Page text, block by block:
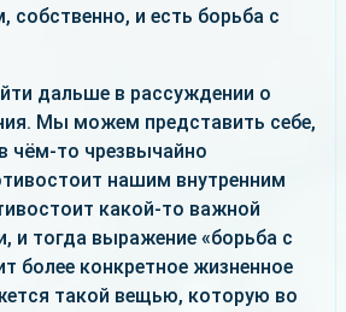
собственно, и есть борьба с
дальше в рассуждении о
Мы можем представить себе,
чём-то чрезвычайно
нашим внутренним
какой-то важной
и тогда выражение «борьба с
более конкретное жизненное
такой вещью, которую во